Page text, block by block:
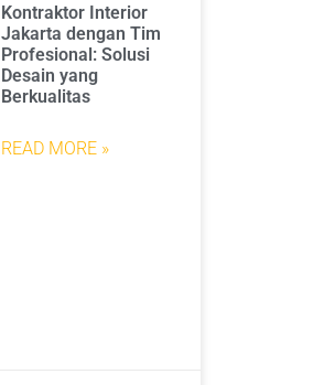
Kontraktor Interior
Jakarta dengan Tim
Profesional: Solusi
Desain yang
Berkualitas
READ MORE »